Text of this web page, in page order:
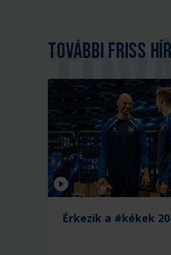
További friss
Videó
Érkezik a #kékek